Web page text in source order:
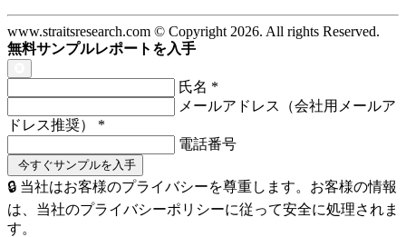
www.straitsresearch.com © Copyright 2026. All rights Reserved.
無料サンプルレポートを入手
氏名 *
メールアドレス（会社用メールア
ドレス推奨） *
電話番号
🔒 当社はお客様のプライバシーを尊重します。お客様の情報
は、当社のプライバシーポリシーに従って安全に処理されま
す。